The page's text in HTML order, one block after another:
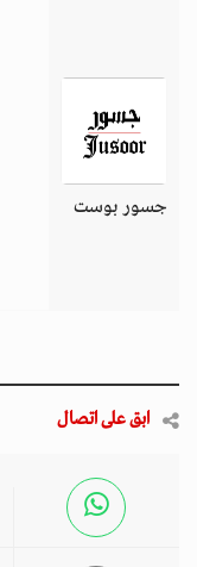
جسور بوست
ابق على اتصال